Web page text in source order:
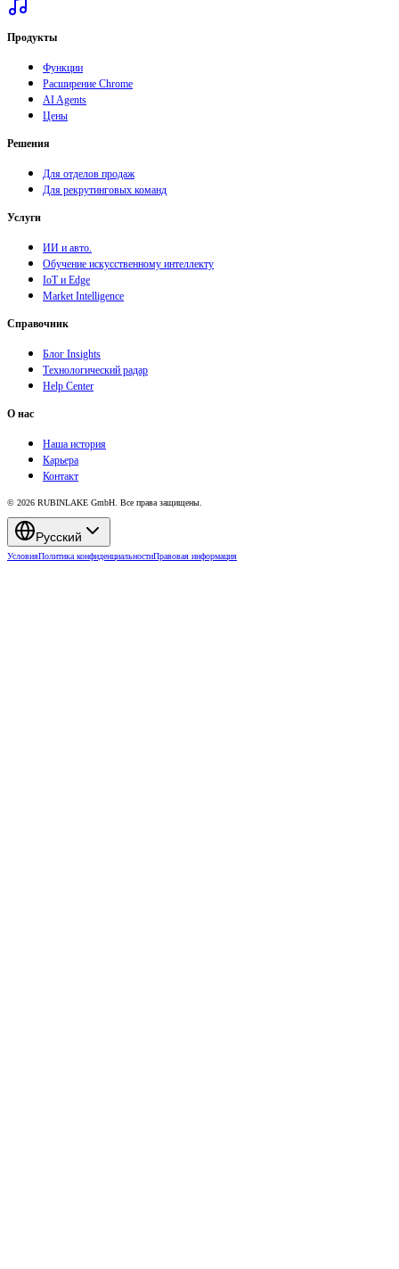
Продукты
Функции
Расширение Chrome
AI Agents
Цены
Решения
Для отделов продаж
Для рекрутинговых команд
Услуги
ИИ и авто.
Обучение искусственному интеллекту
IoT и Edge
Market Intelligence
Справочник
Блог Insights
Технологический радар
Help Center
О нас
Наша история
Карьера
Контакт
© 2026 RUBINLAKE GmbH. Все права защищены.
Русский
УсловияПолитика конфиденциальностиПравовая информация